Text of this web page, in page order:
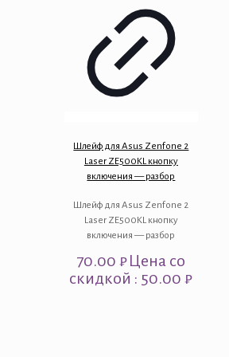
Шлейф для Asus Zenfone 2
Laser ZE500KL кнопку
включения — разбор
Шлейф для Asus Zenfone 2
Laser ZE500KL кнопку
включения — разбор
70.00₽Цена со
скидкой : 50.00 ₽